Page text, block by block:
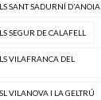
SANT SADURNÍ D'ANOIA
SEGUR DE CALAFELL
VILAFRANCA DEL
VILANOVA I LA GELTRÚ